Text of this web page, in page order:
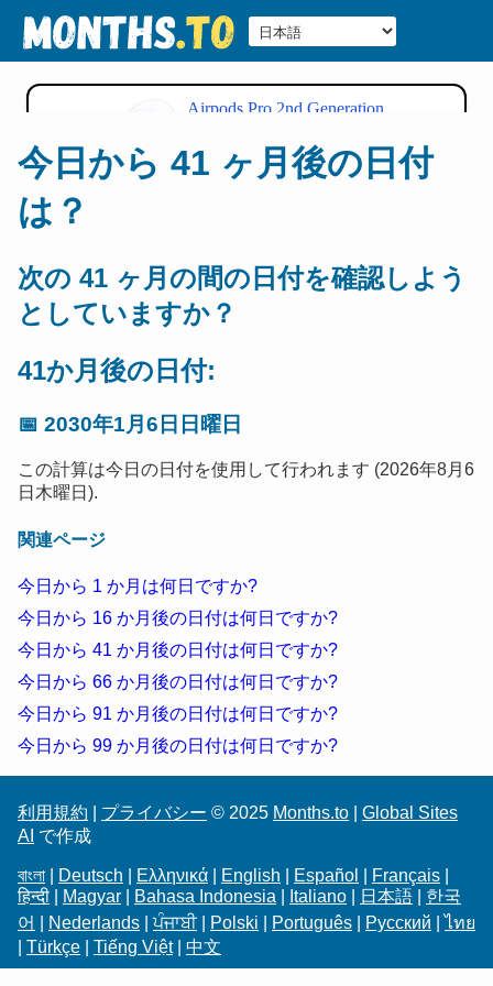
今日から 41 ヶ月後の日付
は？
次の 41 ヶ月の間の日付を確認しよう
としていますか？
41か月後の日付:
📅 2030年1月6日日曜日
この計算は今日の日付を使用して行われます (2026年8月6
日木曜日).
関連ページ
今日から 1 か月は何日ですか?
今日から 16 か月後の日付は何日ですか?
今日から 41 か月後の日付は何日ですか?
今日から 66 か月後の日付は何日ですか?
今日から 91 か月後の日付は何日ですか?
今日から 99 か月後の日付は何日ですか?
利用規約 プライバシー © 2025 Months.to
Global Sites
AI で作成
বাংলা Deutsch Ελληνικά English Español Français
हिन्दी
Magyar Bahasa Indonesia Italiano 日本語
한국
어
Nederlands |ਪੰਜਾਬੀ| Polski Português Русский |ไทย
Türkçe Tiếng Việt| 中文